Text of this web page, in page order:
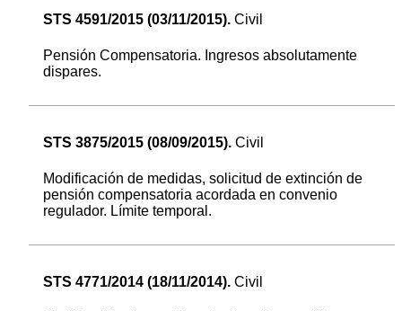
STS 4591/2015 (03/11/2015). Civil
Pensión Compensatoria. Ingresos absolutamente
dispares.
STS 3875/2015 (08/09/2015). Civil
Modificación de medidas, solicitud de extinción de
pensión compensatoria acordada en convenio
regulador. Límite temporal.
STS 4771/2014 (18/11/2014). Civil